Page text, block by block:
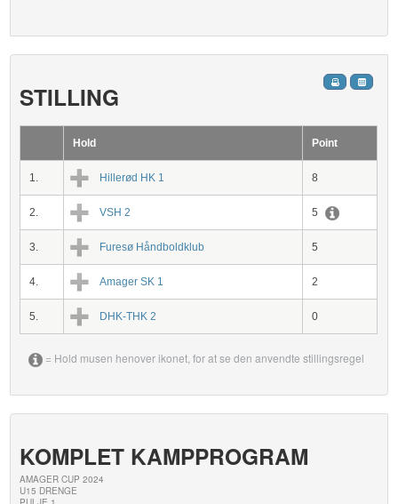
STILLING
Hold Point
1. Hillerød HK 1 8
2. VSH 2 5
3. Furesø Håndboldklub 5
4. Amager SK 1 2
5. DHK-THK 2 0
= Hold musen henover ikonet, for at se den anvendte stillingsregel
KOMPLET KAMPPROGRAM
AMAGER CUP 2024
U15 DRENGE